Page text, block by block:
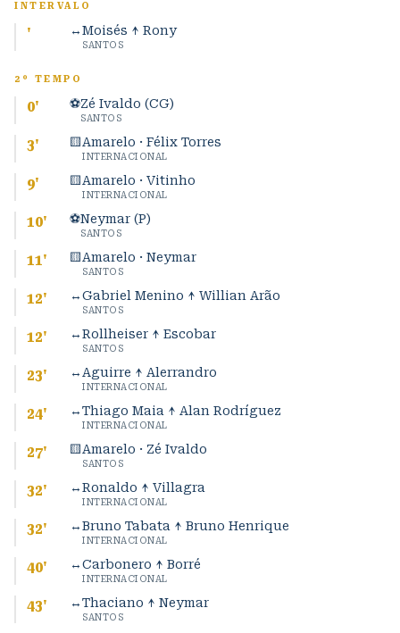
INTERVALO
' ↔Moisés ↑ Rony
SANTOS
2º TEMPO
0' ⚽Zé Ivaldo (CG)
SANTOS
3' 🟨Amarelo · Félix Torres
INTERNACIONAL
9' 🟨Amarelo · Vitinho
INTERNACIONAL
10' ⚽Neymar (P)
SANTOS
11' 🟨Amarelo · Neymar
SANTOS
12' ↔Gabriel Menino ↑ Willian Arão
SANTOS
12' ↔Rollheiser ↑ Escobar
SANTOS
23' ↔Aguirre ↑ Alerrandro
INTERNACIONAL
24' ↔Thiago Maia ↑ Alan Rodríguez
INTERNACIONAL
27' 🟨Amarelo · Zé Ivaldo
SANTOS
32' ↔Ronaldo ↑ Villagra
INTERNACIONAL
32' ↔Bruno Tabata ↑ Bruno Henrique
INTERNACIONAL
40' ↔Carbonero ↑ Borré
INTERNACIONAL
43' ↔Thaciano ↑ Neymar
SANTOS